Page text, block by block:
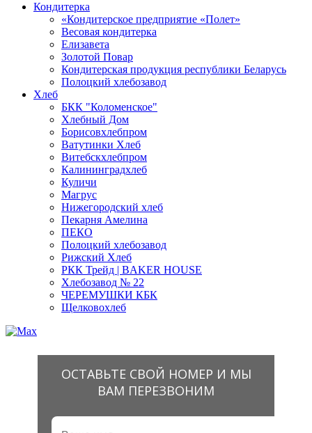
Кондитерка
«Кондитерское предприятие «Полет»
Весовая кондитерка
Елизавета
Золотой Повар
Кондитерская продукция республики Беларусь
Полоцкий хлебозавод
Хлеб
БКК "Коломенское"
Хлебный Дом
Борисовхлебпром
Ватутинки Хлеб
Витебскхлебпром
Калининградхлеб
Куличи
Магрус
Нижегородский хлеб
Пекарня Амелина
ПЕКО
Полоцкий хлебозавод
Рижский Хлеб
РКК Трейд | BAKER HOUSE
Хлебозавод № 22
ЧЕРЕМУШКИ КБК
Щелковохлеб
ОСТАВЬТЕ СВОЙ НОМЕР И МЫ
ВАМ ПЕРЕЗВОНИМ